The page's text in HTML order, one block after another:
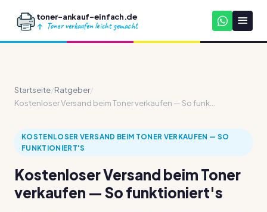
toner-ankauf-einfach.de
Toner verkaufen leicht gemacht
Startseite/Ratgeber/
Kostenloser Versand beim Toner verkaufen — So funk...
KOSTENLOSER VERSAND BEIM TONER VERKAUFEN — SO
FUNKTIONIERT'S
Kostenloser Versand beim Toner
verkaufen — So funktioniert's